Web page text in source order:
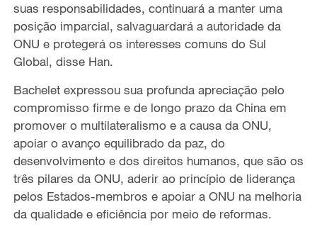
suas responsabilidades, continuará a manter uma
posição imparcial, salvaguardará a autoridade da
ONU e protegerá os interesses comuns do Sul
Global, disse Han.
Bachelet expressou sua profunda apreciação pelo
compromisso firme e de longo prazo da China em
promover o multilateralismo e a causa da ONU,
apoiar o avanço equilibrado da paz, do
desenvolvimento e dos direitos humanos, que são os
três pilares da ONU, aderir ao princípio de liderança
pelos Estados-membros e apoiar a ONU na melhoria
da qualidade e eficiência por meio de reformas.